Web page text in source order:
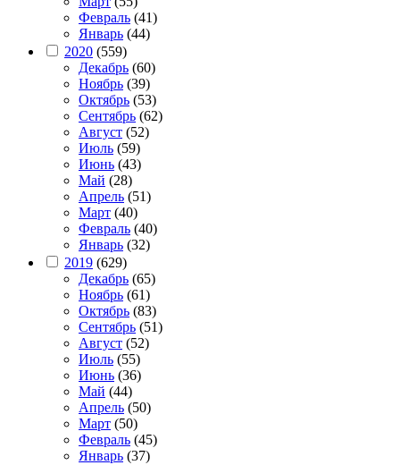
Февраль (41)
Январь (44)
2020 (559)
Декабрь (60)
Ноябрь (39)
Октябрь (53)
Сентябрь (62)
Август (52)
Июль (59)
Июнь (43)
Май (28)
Апрель (51)
Март (40)
Февраль (40)
Январь (32)
2019 (629)
Декабрь (65)
Ноябрь (61)
Октябрь (83)
Сентябрь (51)
Август (52)
Июль (55)
Июнь (36)
Май (44)
Апрель (50)
Март (50)
Февраль (45)
Январь (37)